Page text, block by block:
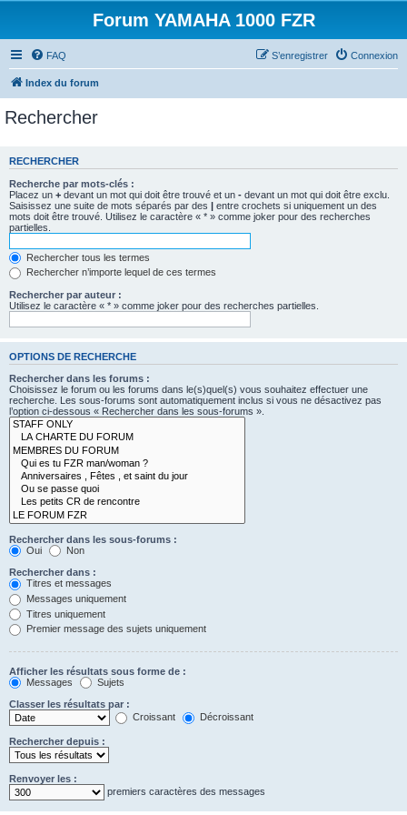
Forum YAMAHA 1000 FZR
FAQ Connexion
S’enregistrer
Index du forum
Rechercher
RECHERCHER
Recherche par mots-clés :
Placez un + devant un mot qui doit être trouvé et un - devant un mot qui doit être exclu.
Saisissez une suite de mots séparés par des | entre crochets si uniquement un des
mots doit être trouvé. Utilisez le caractère « * » comme joker pour des recherches
partielles.
Rechercher tous les termes
Rechercher n’importe lequel de ces termes
Rechercher par auteur :
Utilisez le caractère « * » comme joker pour des recherches partielles.
OPTIONS DE RECHERCHE
Rechercher dans les forums :
Choisissez le forum ou les forums dans le(s)quel(s) vous souhaitez effectuer une
recherche. Les sous-forums sont automatiquement inclus si vous ne désactivez pas
l’option ci-dessous « Rechercher dans les sous-forums ».
Rechercher dans les sous-forums :
Oui
Non
Rechercher dans :
Titres et messages
Messages uniquement
Titres uniquement
Premier message des sujets uniquement
Afficher les résultats sous forme de :
Messages
Sujets
Classer les résultats par :
Croissant
Décroissant
Rechercher depuis :
Renvoyer les :
premiers caractères des messages